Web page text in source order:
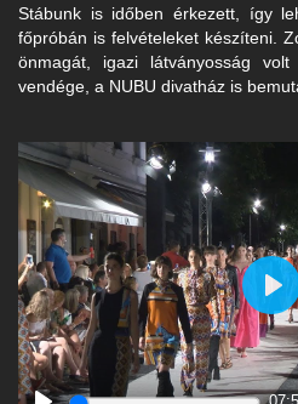
Stábunk is időben érkezett, így
főpróbán is felvételeket készíteni.
önmagát, igazi látványosság
vendége, a NUBU divatház is